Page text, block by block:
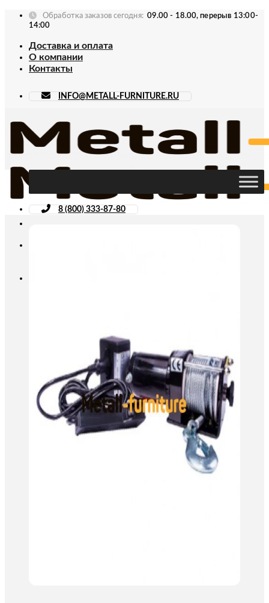
Skip
Обработка заказов сегодня: 09.00 - 18.00, перерыв 13:00-
14:00
Доставка и оплата
О компании
Контакты
INFO@METALL-FURNITURE.RU
8 (800) 333-87-80